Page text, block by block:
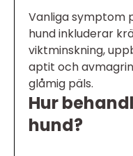
Vanliga symptom
hund inkluderar
viktminskning,
aptit och
glåmig päls.
Hur
hund?